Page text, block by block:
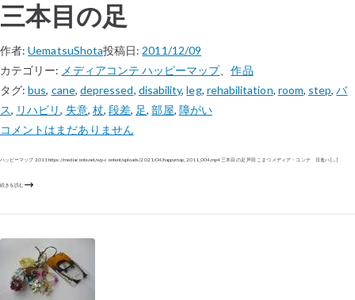
三本目の足
作者:UematsuShota投稿日: 2011/12/09
カテゴリー: メディアコンテ ハッピーマップ、作品
タグ:bus, cane, depressed, disability,leg, rehabilitation, room, step,バ
ス, リハビリ, 失意, 杖, 段差, 足,部屋, 障がい
コメントはまだありません
ハッピーマップ 2011 https://mediaconte.net/wp-content/uploads/2021/04/happymap_2011_004.mp4 三本目の足 芦田 こまつ メディア・コンテ 日進ハ […]
続きを読む